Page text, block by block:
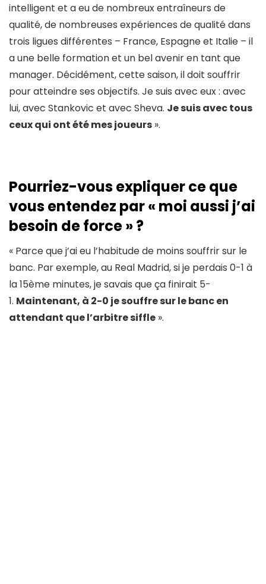
intelligent et a eu de nombreux entraîneurs de
qualité, de nombreuses expériences de qualité dans
trois ligues différentes – France, Espagne et Italie – il
a une belle formation et un bel avenir en tant que
manager. Décidément, cette saison, il doit souffrir
pour atteindre ses objectifs. Je suis avec eux : avec
lui, avec Stankovic et avec Sheva. Je suis avec tous
ceux qui ont été mes joueurs ».
Pourriez-vous expliquer ce que
vous entendez par « moi aussi j’ai
besoin de force » ?
« Parce que j’ai eu l’habitude de moins souffrir sur le
banc. Par exemple, au Real Madrid, si je perdais 0-1 à
la 15ème minutes, je savais que ça finirait 5-
1. Maintenant, à 2-0 je souffre sur le banc en
attendant que l’arbitre siffle ».